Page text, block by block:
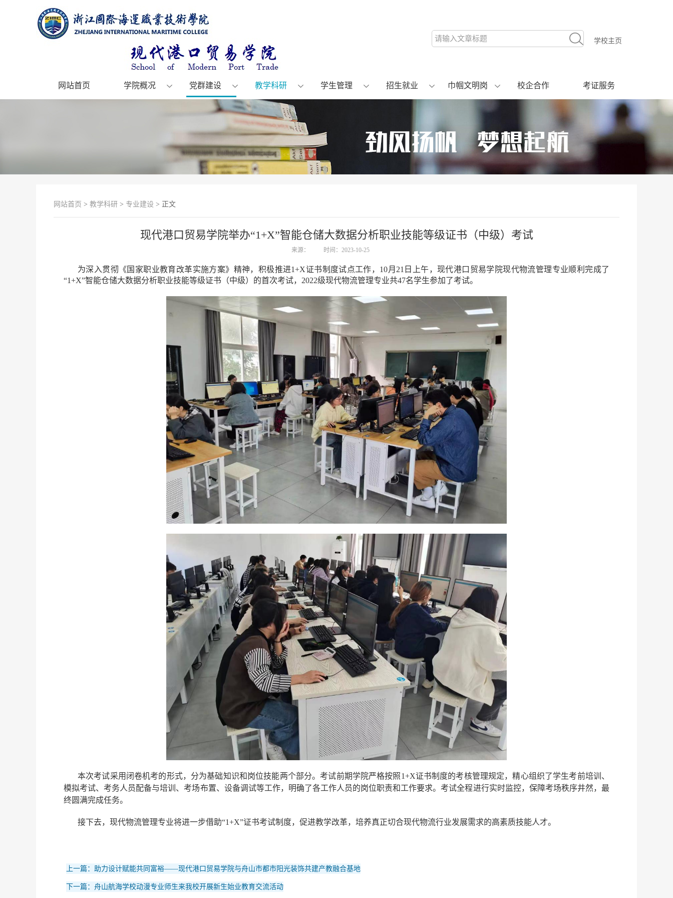
学校主页
网站首页 学院概况 党群建设 教学科研 学生管理 招生就业 巾帼文明岗 校企合作 考证服务
网站首页 > 教学科研 > 专业建设 > 正文
现代港口贸易学院举办“1+X”智能仓储大数据分析职业技能等级证书（中级）考试
来源： 时间：2023-10-25
为深入贯彻《国家职业教育改革实施方案》精神，积极推进1+X证书制度试点工作，10月21日上午，现代港口贸易学院现代物流管理专业顺利完成了
“1+X”智能仓储大数据分析职业技能等级证书（中级）的首次考试，2022级现代物流管理专业共47名学生参加了考试。
本次考试采用闭卷机考的形式，分为基础知识和岗位技能两个部分。考试前期学院严格按照1+X证书制度的考核管理规定，精心组织了学生考前培训、
模拟考试、考务人员配备与培训、考场布置、设备调试等工作，明确了各工作人员的岗位职责和工作要求。考试全程进行实时监控，保障考场秩序井然，最
终圆满完成任务。
接下去，现代物流管理专业将进一步借助“1+X”证书考试制度，促进教学改革，培养真正切合现代物流行业发展需求的高素质技能人才。
上一篇：助力设计赋能共同富裕——现代港口贸易学院与舟山市都市阳光装饰共建产教融合基地
下一篇：舟山航海学校动漫专业师生来我校开展新生始业教育交流活动